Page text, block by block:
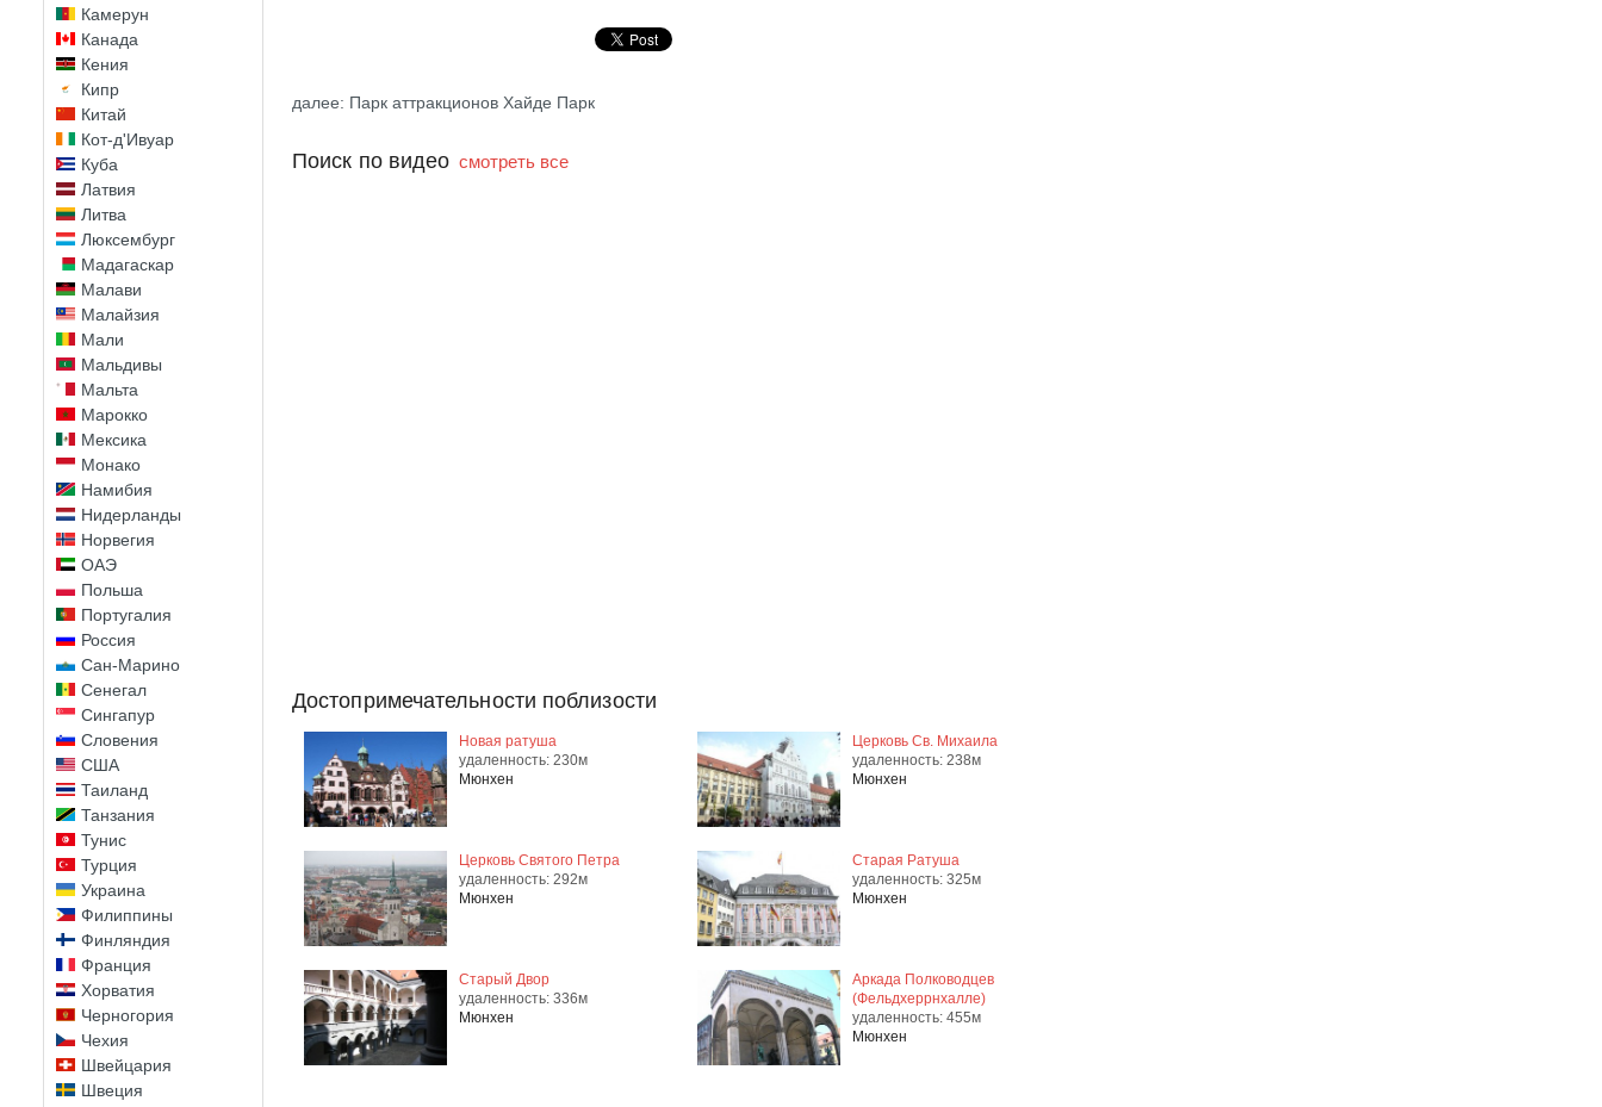
Камерун
Канада
Кения
Кипр
Китай
Кот-д'Ивуар
Куба
Латвия
Литва
Люксембург
Мадагаскар
Малави
Малайзия
Мали
Мальдивы
Мальта
Марокко
Мексика
Монако
Намибия
Нидерланды
Норвегия
ОАЭ
Польша
Португалия
Россия
Сан-Марино
Сенегал
Сингапур
Словения
США
Таиланд
Танзания
Тунис
Турция
Украина
Филиппины
Финляндия
Франция
Хорватия
Черногория
Чехия
Швейцария
Швеция
далее: Парк аттракционов Хайде Парк
Поиск по видео смотреть все
Достопримечательности поблизости
Новая ратуша
удаленность: 230м
Мюнхен
Церковь Св. Михаила
удаленность: 238м
Мюнхен
Церковь Святого Петра
удаленность: 292м
Мюнхен
Старая Ратуша
удаленность: 325м
Мюнхен
Старый Двор
удаленность: 336м
Мюнхен
Аркада Полководцев
(Фельдхеррнхалле)
удаленность: 455м
Мюнхен